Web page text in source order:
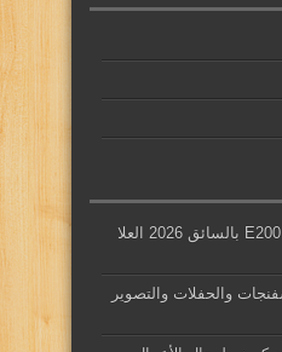
تأجير سيارات مرسيدس E200 بالسائق 2026 العلا
والحفلات والتصوير